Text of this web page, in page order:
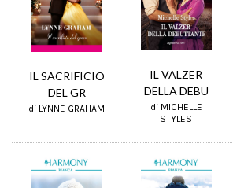
IL SACRIFICIO
DEL GR
di LYNNE GRAHAM
IL VALZER
DELLA DEBU
di MICHELLE
STYLES